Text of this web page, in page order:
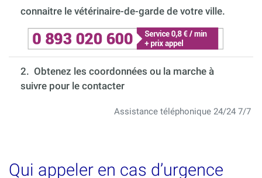
connaitre le vétérinaire-de-garde de votre ville.
2. Obtenez les coordonnées ou la marche à
suivre pour le contacter
Assistance téléphonique 24/24 7/7
Qui appeler en cas d’urgence